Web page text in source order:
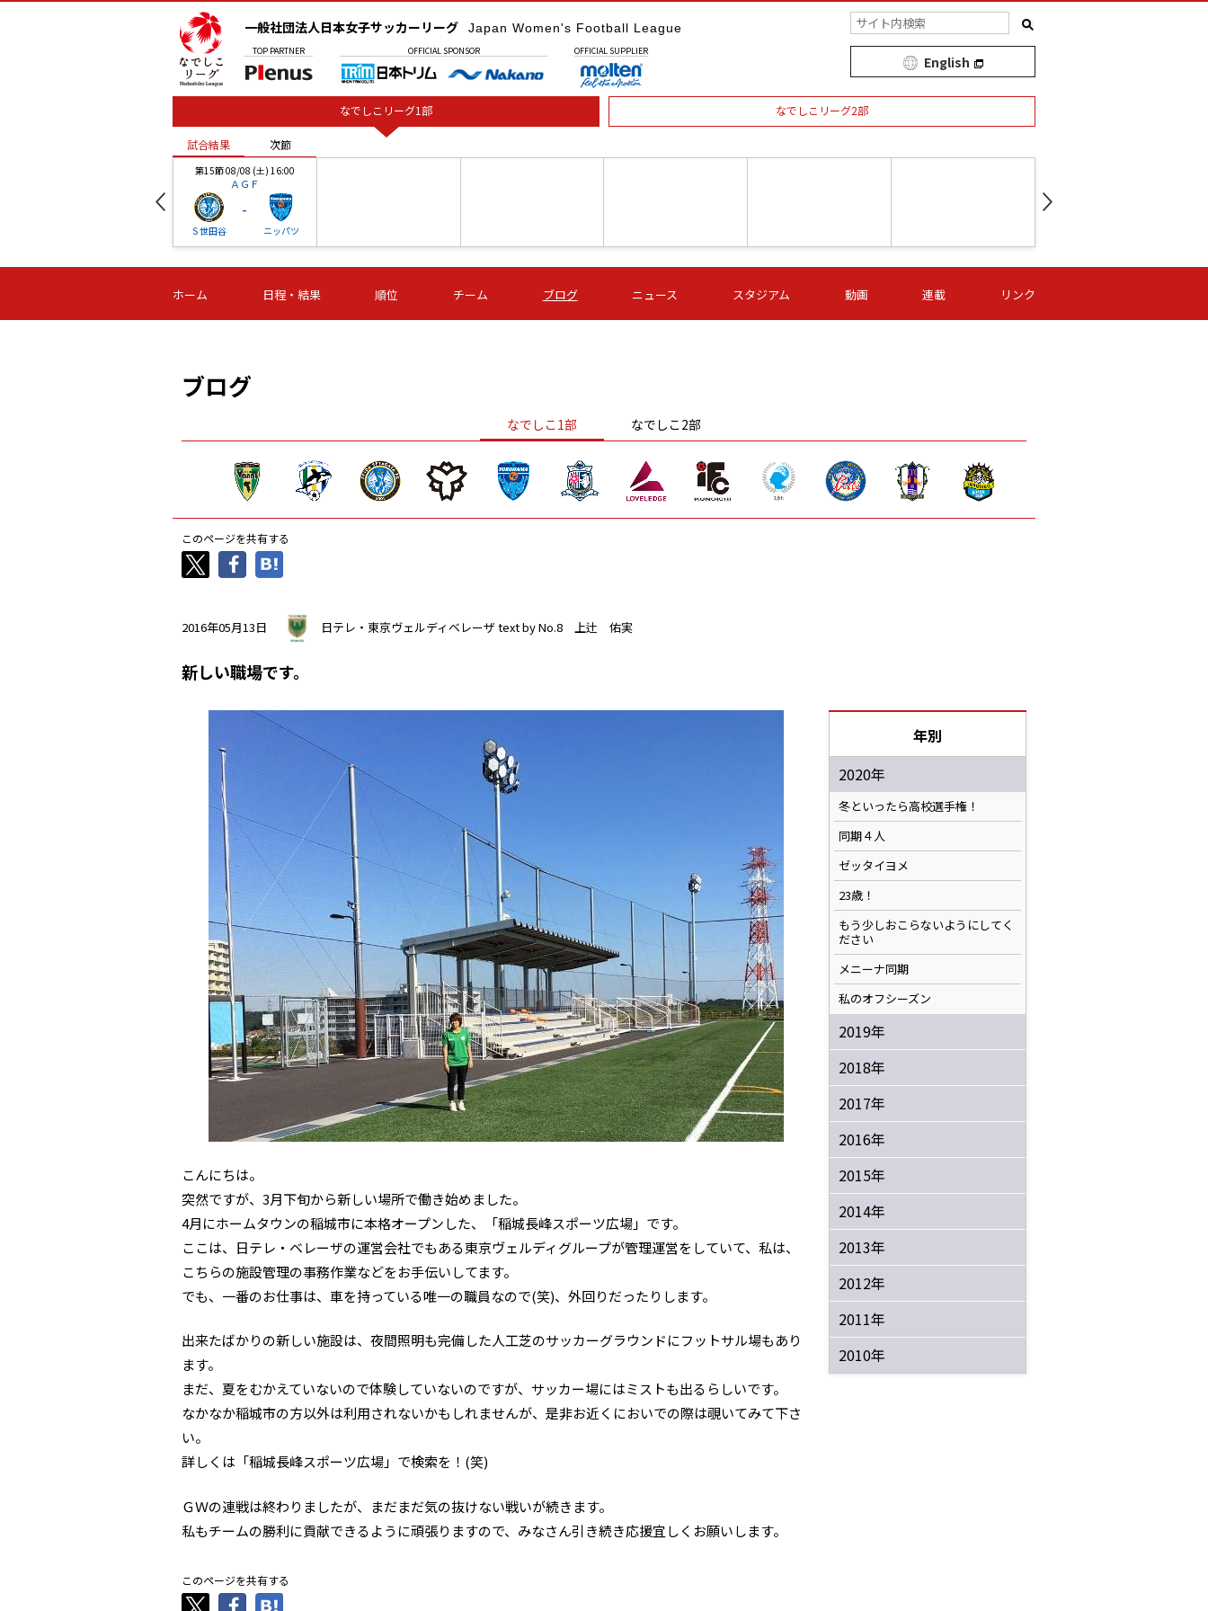
一般社団法人日本女子サッカーリーグ Japan Women's Football League
TOP PARTNER OFFICIAL SPONSOR OFFICIAL SUPPLIER
English
なでしこリーグ1部 なでしこリーグ2部
試合結果 次節
第15節 08/08 (土) 16:00
ＡＧＦ
Ｓ世田谷
-
ニッパツ
-
第16節 09/05 (土) 15:00
ニッパツ
-
第16節 09/05 (土) 15:00
石人の星
-
第16節 09/05 (土) 16:00
ＡＧＦ
-
いちご
-
第16節 09/06 (日) 15:00
-
第16節 09/06 (日) 15:00
- -
試合結果 次節
ホーム 日程・結果 順位 チーム ブログ ニュース スタジアム 動画 連載 リンク
ブログ
なでしこ1部 なでしこ2部
このページを共有する
2016年05月13日 日テレ・東京ヴェルディベレーザtext by No.8 上辻 佑実
新しい職場です。
こんにちは。
突然ですが、3月下旬から新しい場所で働き始めました。
4月にホームタウンの稲城市に本格オープンした、「稲城長峰スポーツ広場」です。
ここは、日テレ・ベレーザの運営会社でもある東京ヴェルディグループが管理運営をしていて、私は、
こちらの施設管理の事務作業などをお手伝いしてます。
でも、一番のお仕事は、車を持っている唯一の職員なので(笑)、外回りだったりします。
出来たばかりの新しい施設は、夜間照明も完備した人工芝のサッカーグラウンドにフットサル場もあり
ます。
まだ、夏をむかえていないので体験していないのですが、サッカー場にはミストも出るらしいです。
なかなか稲城市の方以外は利用されないかもしれませんが、是非お近くにおいでの際は覗いてみて下さ
い。
詳しくは「稲城長峰スポーツ広場」で検索を！(笑)
ＧＷの連戦は終わりましたが、まだまだ気の抜けない戦いが続きます。
私もチームの勝利に貢献できるように頑張りますので、みなさん引き続き応援宜しくお願いします。
このページを共有する
年別
2020年
冬といったら高校選手権！
同期４人
ゼッタイヨメ
23歳！
もう少しおこらないようにしてく
ださい
メニーナ同期
私のオフシーズン
2019年
2018年
2017年
2016年
2015年
2014年
2013年
2012年
2011年
2010年